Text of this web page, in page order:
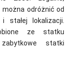
można odróżnić od
stałej lokalizacji.
ze statku
statki